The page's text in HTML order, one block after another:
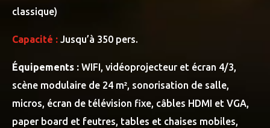
classique)
Capacité : Jusqu’à 350 pers.
Équipements : WIFI, vidéoprojecteur et écran 4/3,
scène modulaire de 24 m², sonorisation de salle,
micros, écran de télévision fixe, câbles HDMI et VGA,
paper board et feutres, tables et chaises mobiles,